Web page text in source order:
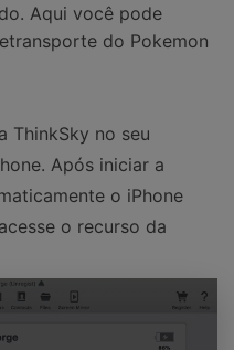
Aqui você pode
do Pokemon
ThinkSky no seu
Após iniciar a
o iPhone
o recurso da